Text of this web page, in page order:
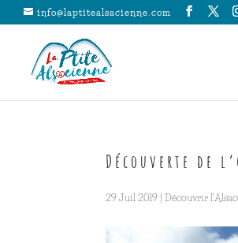
info@laptitealsacienne.com
Découverte de
29 Juil 2019 |Découvrir